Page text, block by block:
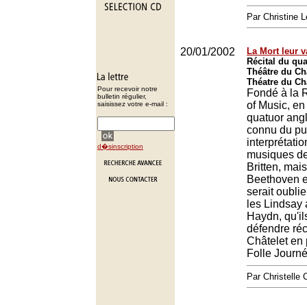
Pour recevoir notre
bulletin régulier,
saisissez votre e-mail :
d�sinscription
Par Christine
20/01/2002
La Mort leur
Récital du
Théâtre du
Théatre du
Fondé à la
of Music,
quatuor
connu du
musiques
Britten,
Beethoven
serait
les Lindsay
Haydn,
défendre
Châtelet en
Folle
Par Christelle